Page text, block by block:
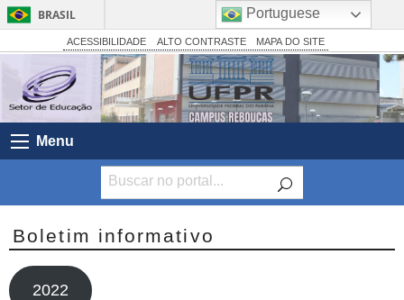
BRASIL
Simplifique!
Comunica BR
Participe
Acesso à informação
Canais
ACESSIBILIDADE ALTO CONTRASTE MAPA DO SITE
Menu
Boletim informativo
2022
Portuguese